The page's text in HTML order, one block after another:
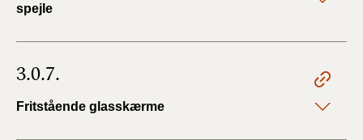
spejle
3.0.7.
Fritstående glasskærme